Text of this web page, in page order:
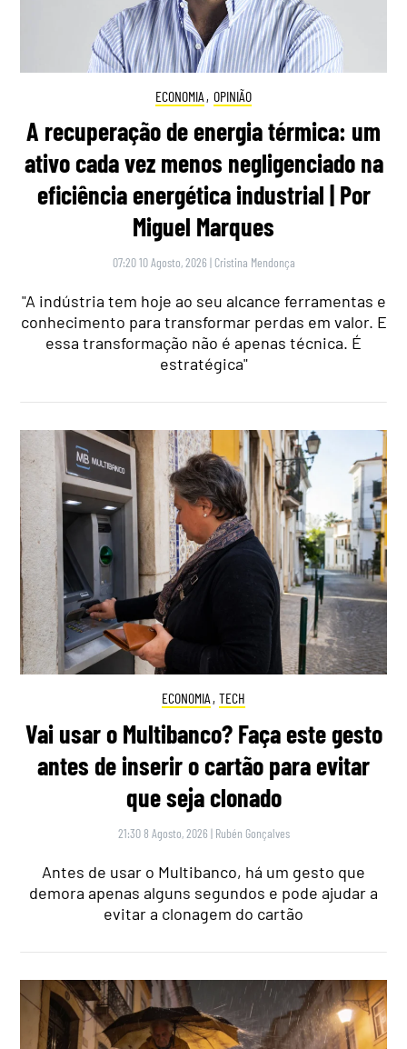
ECONOMIA , OPINIÃO
A recuperação de energia térmica: um
ativo cada vez menos negligenciado na
eficiência energética industrial | Por
Miguel Marques
07:20 10 Agosto, 2026 | Cristina Mendonça
"A indústria tem hoje ao seu alcance ferramentas e
conhecimento para transformar perdas em valor. E
essa transformação não é apenas técnica. É
estratégica"
ECONOMIA , TECH
Vai usar o Multibanco? Faça este gesto
antes de inserir o cartão para evitar
que seja clonado
21:30 8 Agosto, 2026 | Rubén Gonçalves
Antes de usar o Multibanco, há um gesto que
demora apenas alguns segundos e pode ajudar a
evitar a clonagem do cartão